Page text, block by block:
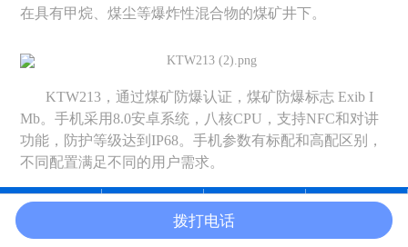
在具有甲烷、煤尘等爆炸性混合物的煤矿井下。
KTW213，通过煤矿防爆认证，煤矿防爆标志 Exib I
Mb。手机采用8.0安卓系统，八核CPU，支持NFC和对讲
功能，防护等级达到IP68。手机参数有标配和高配区别，
不同配置满足不同的用户需求。
电话咨询 产品中心
拨打电话